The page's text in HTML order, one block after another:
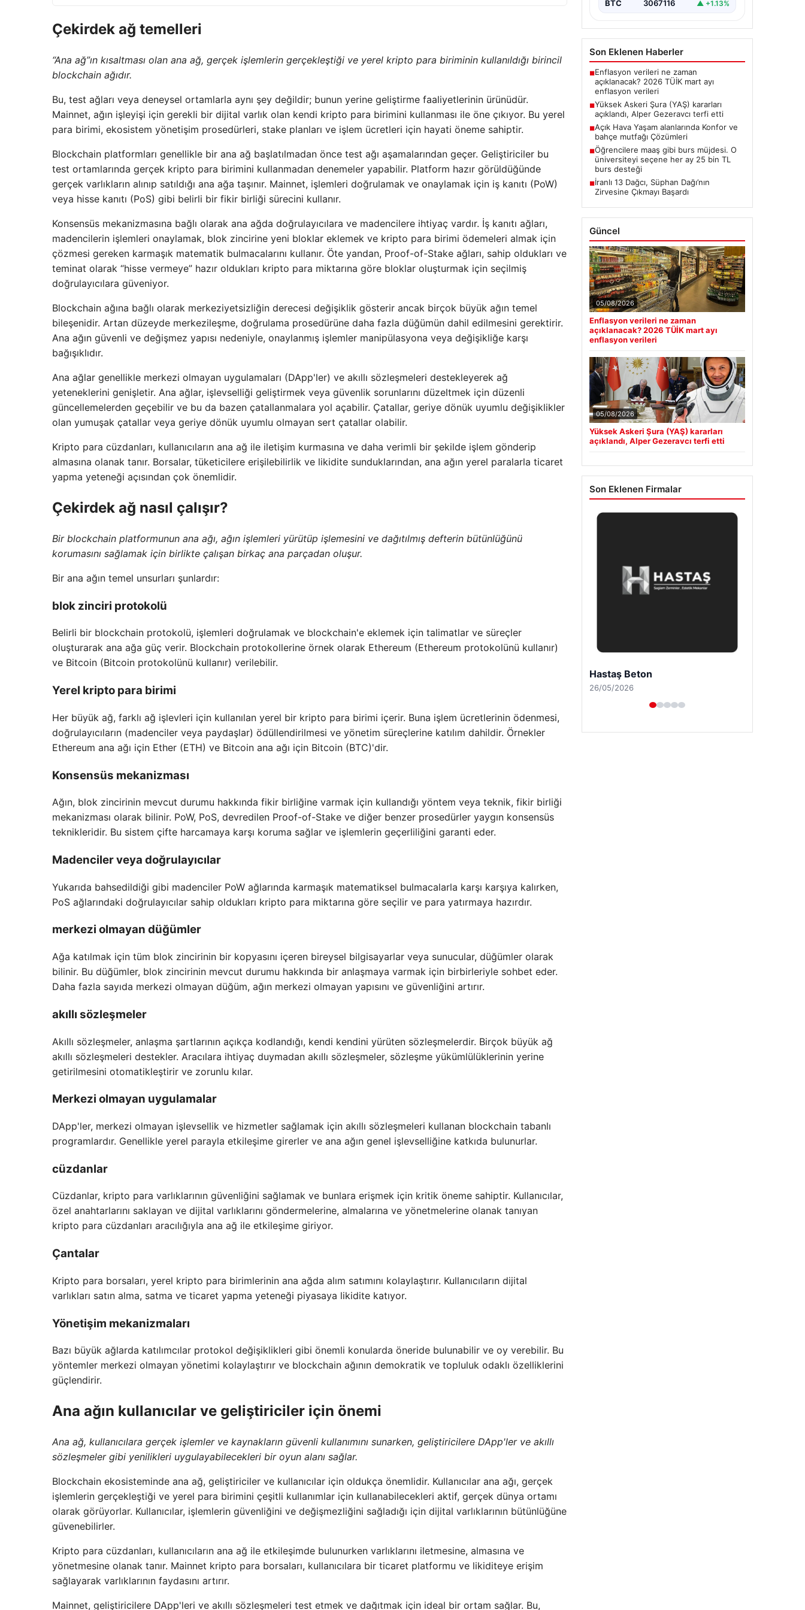
Çekirdek ağ temelleri
“Ana ağ”ın kısaltması olan ana ağ, gerçek işlemlerin gerçekleştiği ve yerel kripto para biriminin kullanıldığı birincil
blockchain ağıdır.
Bu, test ağları veya deneysel ortamlarla aynı şey değildir; bunun yerine geliştirme faaliyetlerinin ürünüdür.
Mainnet, ağın işleyişi için gerekli bir dijital varlık olan kendi kripto para birimini kullanması ile öne çıkıyor. Bu yerel
para birimi, ekosistem yönetişim prosedürleri, stake planları ve işlem ücretleri için hayati öneme sahiptir.
Blockchain platformları genellikle bir ana ağ başlatılmadan önce test ağı aşamalarından geçer. Geliştiriciler bu
test ortamlarında gerçek kripto para birimini kullanmadan denemeler yapabilir. Platform hazır görüldüğünde
gerçek varlıkların alınıp satıldığı ana ağa taşınır. Mainnet, işlemleri doğrulamak ve onaylamak için iş kanıtı (PoW)
veya hisse kanıtı (PoS) gibi belirli bir fikir birliği sürecini kullanır.
Konsensüs mekanizmasına bağlı olarak ana ağda doğrulayıcılara ve madencilere ihtiyaç vardır. İş kanıtı ağları,
madencilerin işlemleri onaylamak, blok zincirine yeni bloklar eklemek ve kripto para birimi ödemeleri almak için
çözmesi gereken karmaşık matematik bulmacalarını kullanır. Öte yandan, Proof-of-Stake ağları, sahip oldukları ve
teminat olarak “hisse vermeye” hazır oldukları kripto para miktarına göre bloklar oluşturmak için seçilmiş
doğrulayıcılara güveniyor.
Blockchain ağına bağlı olarak merkeziyetsizliğin derecesi değişiklik gösterir ancak birçok büyük ağın temel
bileşenidir. Artan düzeyde merkezileşme, doğrulama prosedürüne daha fazla düğümün dahil edilmesini gerektirir.
Ana ağın güvenli ve değişmez yapısı nedeniyle, onaylanmış işlemler manipülasyona veya değişikliğe karşı
bağışıklıdır.
Ana ağlar genellikle merkezi olmayan uygulamaları (DApp'ler) ve akıllı sözleşmeleri destekleyerek ağ
yeteneklerini genişletir. Ana ağlar, işlevselliği geliştirmek veya güvenlik sorunlarını düzeltmek için düzenli
güncellemelerden geçebilir ve bu da bazen çatallanmalara yol açabilir. Çatallar, geriye dönük uyumlu değişiklikler
olan yumuşak çatallar veya geriye dönük uyumlu olmayan sert çatallar olabilir.
Kripto para cüzdanları, kullanıcıların ana ağ ile iletişim kurmasına ve daha verimli bir şekilde işlem gönderip
almasına olanak tanır. Borsalar, tüketicilere erişilebilirlik ve likidite sunduklarından, ana ağın yerel paralarla ticaret
yapma yeteneği açısından çok önemlidir.
Çekirdek ağ nasıl çalışır?
Bir blockchain platformunun ana ağı, ağın işlemleri yürütüp işlemesini ve dağıtılmış defterin bütünlüğünü
korumasını sağlamak için birlikte çalışan birkaç ana parçadan oluşur.
Bir ana ağın temel unsurları şunlardır:
blok zinciri protokolü
Belirli bir blockchain protokolü, işlemleri doğrulamak ve blockchain'e eklemek için talimatlar ve süreçler
oluşturarak ana ağa güç verir. Blockchain protokollerine örnek olarak Ethereum (Ethereum protokolünü kullanır)
ve Bitcoin (Bitcoin protokolünü kullanır) verilebilir.
Yerel kripto para birimi
Her büyük ağ, farklı ağ işlevleri için kullanılan yerel bir kripto para birimi içerir. Buna işlem ücretlerinin ödenmesi,
doğrulayıcıların (madenciler veya paydaşlar) ödüllendirilmesi ve yönetim süreçlerine katılım dahildir. Örnekler
Ethereum ana ağı için Ether (ETH) ve Bitcoin ana ağı için Bitcoin (BTC)'dir.
Konsensüs mekanizması
Ağın, blok zincirinin mevcut durumu hakkında fikir birliğine varmak için kullandığı yöntem veya teknik, fikir birliği
mekanizması olarak bilinir. PoW, PoS, devredilen Proof-of-Stake ve diğer benzer prosedürler yaygın konsensüs
teknikleridir. Bu sistem çifte harcamaya karşı koruma sağlar ve işlemlerin geçerliliğini garanti eder.
Madenciler veya doğrulayıcılar
Yukarıda bahsedildiği gibi madenciler PoW ağlarında karmaşık matematiksel bulmacalarla karşı karşıya kalırken,
PoS ağlarındaki doğrulayıcılar sahip oldukları kripto para miktarına göre seçilir ve para yatırmaya hazırdır.
merkezi olmayan düğümler
Ağa katılmak için tüm blok zincirinin bir kopyasını içeren bireysel bilgisayarlar veya sunucular, düğümler olarak
bilinir. Bu düğümler, blok zincirinin mevcut durumu hakkında bir anlaşmaya varmak için birbirleriyle sohbet eder.
Daha fazla sayıda merkezi olmayan düğüm, ağın merkezi olmayan yapısını ve güvenliğini artırır.
akıllı sözleşmeler
Akıllı sözleşmeler, anlaşma şartlarının açıkça kodlandığı, kendi kendini yürüten sözleşmelerdir. Birçok büyük ağ
akıllı sözleşmeleri destekler. Aracılara ihtiyaç duymadan akıllı sözleşmeler, sözleşme yükümlülüklerinin yerine
getirilmesini otomatikleştirir ve zorunlu kılar.
Merkezi olmayan uygulamalar
DApp'ler, merkezi olmayan işlevsellik ve hizmetler sağlamak için akıllı sözleşmeleri kullanan blockchain tabanlı
programlardır. Genellikle yerel parayla etkileşime girerler ve ana ağın genel işlevselliğine katkıda bulunurlar.
cüzdanlar
Cüzdanlar, kripto para varlıklarının güvenliğini sağlamak ve bunlara erişmek için kritik öneme sahiptir. Kullanıcılar,
özel anahtarlarını saklayan ve dijital varlıklarını göndermelerine, almalarına ve yönetmelerine olanak tanıyan
kripto para cüzdanları aracılığıyla ana ağ ile etkileşime giriyor.
Çantalar
Kripto para borsaları, yerel kripto para birimlerinin ana ağda alım satımını kolaylaştırır. Kullanıcıların dijital
varlıkları satın alma, satma ve ticaret yapma yeteneği piyasaya likidite katıyor.
Yönetişim mekanizmaları
Bazı büyük ağlarda katılımcılar protokol değişiklikleri gibi önemli konularda öneride bulunabilir ve oy verebilir. Bu
yöntemler merkezi olmayan yönetimi kolaylaştırır ve blockchain ağının demokratik ve topluluk odaklı özelliklerini
güçlendirir.
Ana ağın kullanıcılar ve geliştiriciler için önemi
Ana ağ, kullanıcılara gerçek işlemler ve kaynakların güvenli kullanımını sunarken, geliştiricilere DApp'ler ve akıllı
sözleşmeler gibi yenilikleri uygulayabilecekleri bir oyun alanı sağlar.
Blockchain ekosisteminde ana ağ, geliştiriciler ve kullanıcılar için oldukça önemlidir. Kullanıcılar ana ağı, gerçek
işlemlerin gerçekleştiği ve yerel para birimini çeşitli kullanımlar için kullanabilecekleri aktif, gerçek dünya ortamı
olarak görüyorlar. Kullanıcılar, işlemlerin güvenliğini ve değişmezliğini sağladığı için dijital varlıklarının bütünlüğüne
güvenebilirler.
Kripto para cüzdanları, kullanıcıların ana ağ ile etkileşimde bulunurken varlıklarını iletmesine, almasına ve
yönetmesine olanak tanır. Mainnet kripto para borsaları, kullanıcılara bir ticaret platformu ve likiditeye erişim
sağlayarak varlıklarının faydasını artırır.
Mainnet, geliştiricilere DApp'leri ve akıllı sözleşmeleri test etmek ve dağıtmak için ideal bir ortam sağlar. Bu,
BTC 3067116 ▲ +1.13%
Son Eklenen Haberler
■Enflasyon verileri ne zaman
açıklanacak? 2026 TÜİK mart ayı
enflasyon verileri
■Yüksek Askeri Şura (YAŞ) kararları
açıklandı, Alper Gezeravcı terfi etti
■Açık Hava Yaşam alanlarında Konfor ve
bahçe mutfağı Çözümleri
■Öğrencilere maaş gibi burs müjdesi. O
üniversiteyi seçene her ay 25 bin TL
burs desteği
■İranlı 13 Dağcı, Süphan Dağı’nın
Zirvesine Çıkmayı Başardı
Güncel
05/08/2026
Enflasyon verileri ne zaman
açıklanacak? 2026 TÜİK mart ayı
enflasyon verileri
05/08/2026
Yüksek Askeri Şura (YAŞ) kararları
açıklandı, Alper Gezeravcı terfi etti
Son Eklenen Firmalar
Enes Kaplan Avukatlık Bürosu
28/04/2026